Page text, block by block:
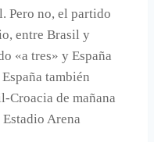
Pero no, el partido
entre Brasil y
«a tres» y España
también
Croacia de mañana
Arena